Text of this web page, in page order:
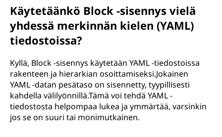
Käytetäänkö Block -sisennys vielä
yhdessä merkinnän kielen (YAML)
tiedostoissa?
Kyllä, Block -sisennys käytetään YAML -tiedostoissa
rakenteen ja hierarkian osoittamiseksi.Jokainen
YAML -datan pesätaso on sisennetty, tyypillisesti
kahdella välilyönnillä.Tämä voi tehdä YAML -
tiedostosta helpompaa lukea ja ymmärtää, varsinkin
jos se on suuri tai monimutkainen.